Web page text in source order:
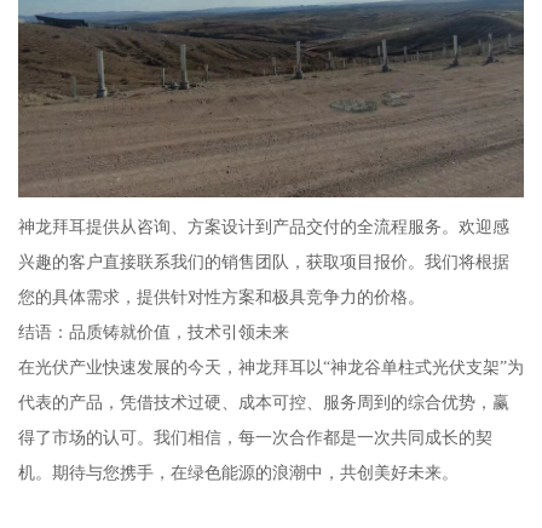
神龙拜耳提供从咨询、方案设计到产品交付的全流程服务。欢迎感
兴趣的客户直接联系我们的销售团队，获取项目报价。我们将根据
您的具体需求，提供针对性方案和极具竞争力的价格。
结语：品质铸就价值，技术引领未来
在光伏产业快速发展的今天，神龙拜耳以“神龙谷单柱式光伏支架”为
代表的产品，凭借技术过硬、成本可控、服务周到的综合优势，赢
得了市场的认可。我们相信，每一次合作都是一次共同成长的契
机。期待与您携手，在绿色能源的浪潮中，共创美好未来。